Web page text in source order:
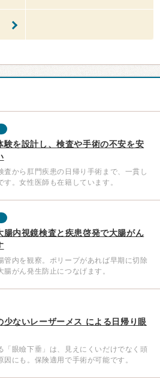
験を設計し、検査や手術の不安を安
査から肛門疾患の日帰り手術まで、一貫し
す。女性医師も在籍しています。
腸内視鏡検査と疾患啓発で大腸がん
管内を観察。ポリープがあれば早期に切除
腸がん発生防止につなげます。
少ないレーザーメス による日帰り眼
「眼瞼下垂」は、見えにくいだけでなく頭
因にも。保険適用で手術が可能です。